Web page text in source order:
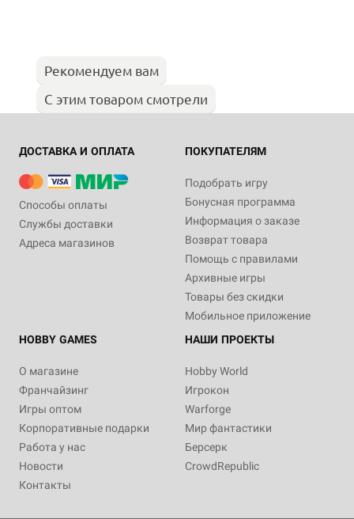
Рекомендуем вам
С этим товаром смотрели
ДОСТАВКА И ОПЛАТА
Способы оплаты
Службы доставки
Адреса магазинов
ПОКУПАТЕЛЯМ
Подобрать игру
Бонусная программа
Информация о заказе
Возврат товара
Помощь с правилами
Архивные игры
Товары без скидки
Мобильное приложение
HOBBY GAMES
О магазине
Франчайзинг
Игры оптом
Корпоративные подарки
Работа у нас
Новости
Контакты
НАШИ ПРОЕКТЫ
Hobby World
Игрокон
Warforge
Мир фантастики
Берсерк
CrowdRepublic